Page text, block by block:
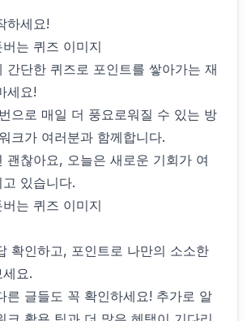
하세요!
간단한 퀴즈로 포인트를 쌓아가는 재
세요!
으로 매일 더 풍요로워질 수 있는 방
크가 여러분과 함께합니다.
괜찮아요, 오늘은 새로운 기회가 여
있습니다.
확인하고, 포인트로 나만의 소소한
요.
른 글들도 꼭 확인하세요! 추가로 알